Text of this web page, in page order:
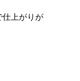
仕上がりが